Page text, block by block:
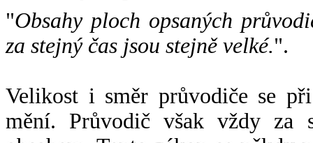
"Obsahy ploch opsaných
za stejný čas jsou stejně velké.".
Velikost i směr průvodiče se
mění. Průvodič však vždy za